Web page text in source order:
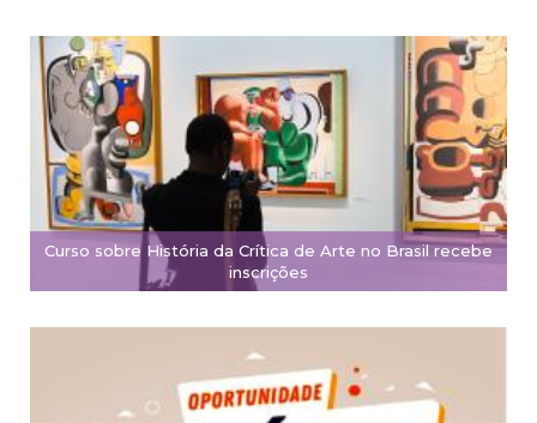
Curso sobre História da Crítica de Arte no Brasil recebe
inscrições